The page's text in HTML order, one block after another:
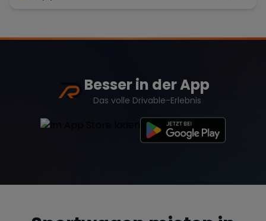
Besser in der App
Das volle Drivable-Erlebnis